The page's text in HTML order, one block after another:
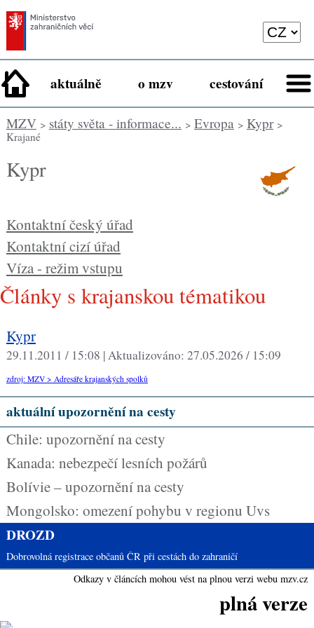
aktuálně o mzv cestování
MZV> státy světa - informace... > Evropa> Kypr>
Krajané
Kypr
Kontaktní český úřad
Kontaktní cizí úřad
Víza - režim vstupu
Články s krajanskou tématikou
Kypr
29.11.2011 / 15:08 |Aktualizováno: 27.05.2026 / 15:09
zdroj: MZV > Adresáře krajanských spolků
aktuální upozornění na cesty
Chile: upozornění na cesty
Kanada: nebezpečí lesních požárů
Bolívie – upozornění na cesty
Mongolsko: omezení pohybu v regionu Uvs
DROZD
Dobrovolná registrace občanů ČR při cestách do zahraničí
Odkazy v článcích mohou vést na plnou verzi webu mzv.cz
plná verze